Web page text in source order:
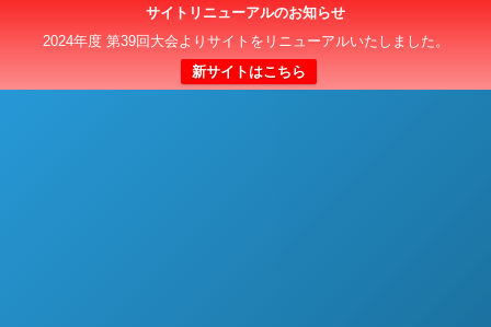
サイトリニューアルのお知らせ
2024年度 第39回大会よりサイトをリニューアルいたしました。
新サイトはこちら
日本クラブユースサッカー選手権（U-15）大会